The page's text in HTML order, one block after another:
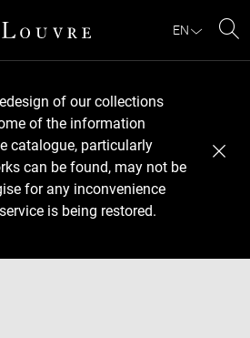
EN
of our collections
of the information
catalogue, particularly
can be found, may not be
for any inconvenience
is being restored.